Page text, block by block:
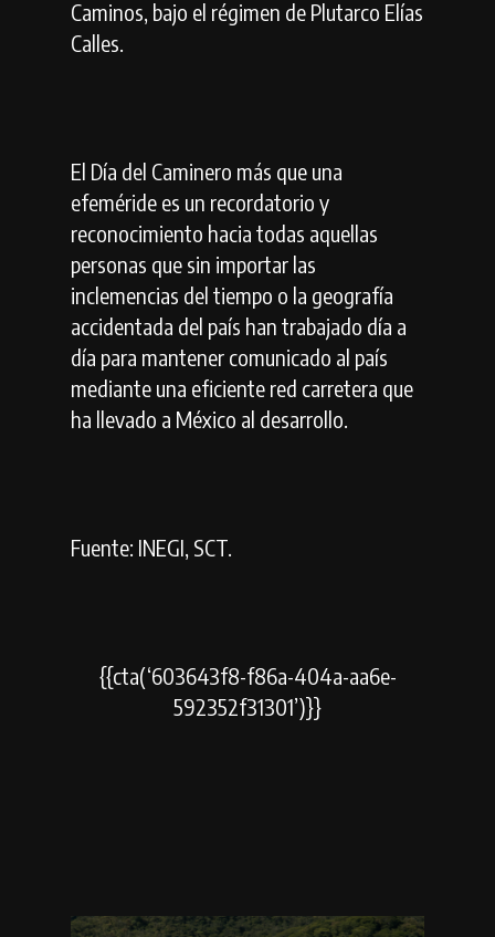
Caminos, bajo el régimen de Plutarco Elías
Calles.
El Día del Caminero más que una
efeméride es un recordatorio y
reconocimiento hacia todas aquellas
personas que sin importar las
inclemencias del tiempo o la geografía
accidentada del país han trabajado día a
día para mantener comunicado al país
mediante una eficiente red carretera que
ha llevado a México al desarrollo.
Fuente: INEGI, SCT.
{{cta(‘603643f8-f86a-404a-aa6e-
592352f31301’)}}